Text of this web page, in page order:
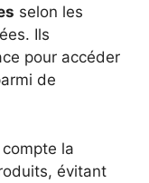
selon les
Ils
pour accéder
de
la
évitant